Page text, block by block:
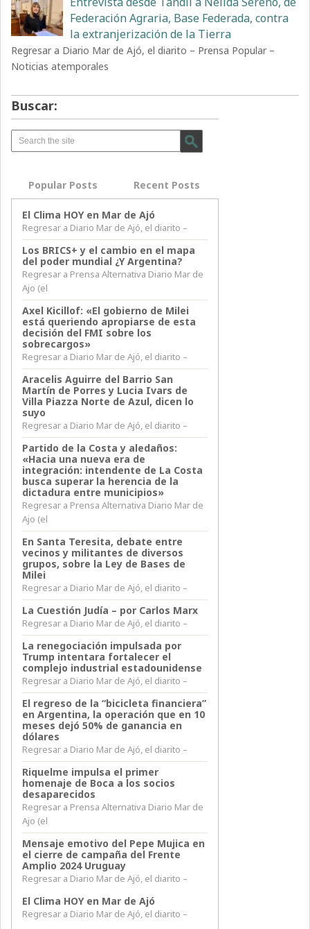
Federación Agraria, Base Federada, contra
la extranjerización de la Tierra
Regresar a Diario Mar de Ajó, el diarito – Prensa Popular –
Noticias atemporales
Buscar:
Popular Posts Recent Posts
El Clima HOY en Mar de Ajó
Regresar a Diario Mar de Ajó, el diarito –
Los BRICS+ y el cambio en el mapa
del poder mundial ¿Y Argentina?
Regresar a Prensa Alternativa Diario Mar de
Ajo (el
Axel Kicillof: «El gobierno de Milei
está queriendo apropiarse de esta
decisión del FMI sobre los
sobrecargos»
Regresar a Diario Mar de Ajó, el diarito –
Aracelis Aguirre del Barrio San
Martín de Porres y Lucia Ivars de
Villa Piazza Norte de Azul, dicen lo
suyo
Regresar a Diario Mar de Ajó, el diarito –
Partido de la Costa y aledaños:
«Hacia una nueva era de
integración: intendente de La Costa
busca superar la herencia de la
dictadura entre municipios»
Regresar a Prensa Alternativa Diario Mar de
Ajo (el
En Santa Teresita, debate entre
vecinos y militantes de diversos
grupos, sobre la Ley de Bases de
Milei
Regresar a Diario Mar de Ajó, el diarito –
La Cuestión Judía – por Carlos Marx
Regresar a Diario Mar de Ajó, el diarito –
La renegociación impulsada por
Trump intentara fortalecer el
complejo industrial estadounidense
Regresar a Diario Mar de Ajó, el diarito –
El regreso de la “bicicleta financiera”
en Argentina, la operación que en 10
meses dejó 50% de ganancia en
dólares
Regresar a Diario Mar de Ajó, el diarito –
Riquelme impulsa el primer
homenaje de Boca a los socios
desaparecidos
Regresar a Prensa Alternativa Diario Mar de
Ajo (el
Mensaje emotivo del Pepe Mujica en
el cierre de campaña del Frente
Amplio 2024 Uruguay
Regresar a Diario Mar de Ajó, el diarito –
El Clima HOY en Mar de Ajó
Regresar a Diario Mar de Ajó, el diarito –